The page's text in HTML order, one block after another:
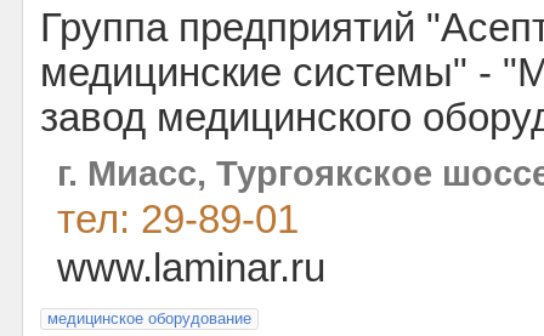
Группа предприятий
медицинские системы" -
завод медицинского
г. Миасс, Тургоякское
тел: 29-89-01
www.laminar.ru
медицинское оборудование